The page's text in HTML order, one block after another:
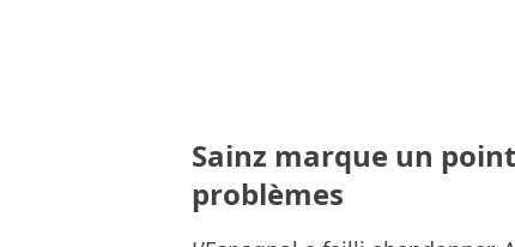
Sainz marque un
problèmes